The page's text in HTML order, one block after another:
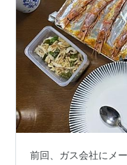
前回、ガス会社にメ